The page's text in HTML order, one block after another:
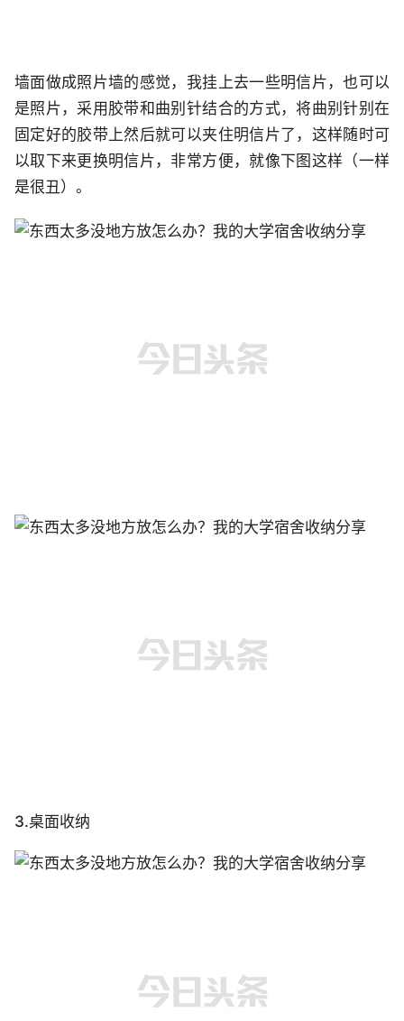
墙面做成照片墙的感觉，我挂上去一些明信片，也可以
是照片，采用胶带和曲别针结合的方式，将曲别针别在
固定好的胶带上然后就可以夹住明信片了，这样随时可
以取下来更换明信片，非常方便，就像下图这样（一样
是很丑）。
3.桌面收纳